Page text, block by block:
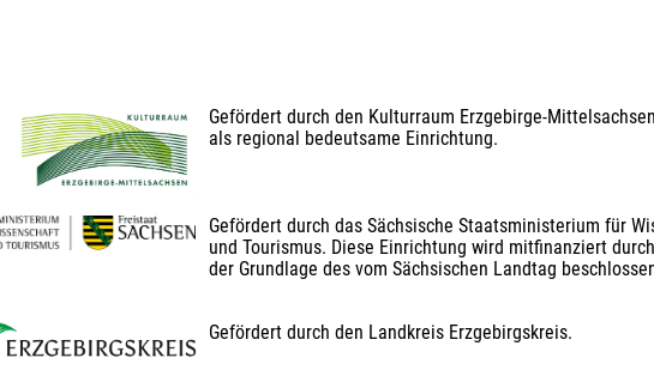
Gefördert durch den Kulturraum Erzgebirge-
als regional bedeutsame Einrichtung.
Gefördert durch das Sächsische Staatsministerium für
und Tourismus. Diese Einrichtung wird mitfinanziert
der Grundlage des vom Sächsischen Landtag
Gefördert durch den Landkreis Erzgebirgskreis.